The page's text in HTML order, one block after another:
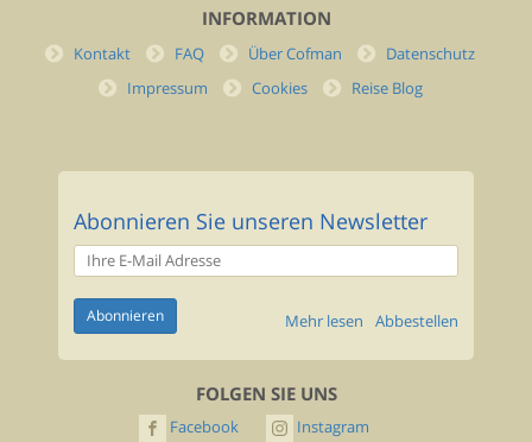
INFORMATION
Kontakt FAQ Über Cofman
Datenschutz
Impressum
Cookies Reise Blog
Abonnieren Sie unseren Newsletter
Abbestellen
Mehr lesen
FOLGEN SIE UNS
Facebook Instagram